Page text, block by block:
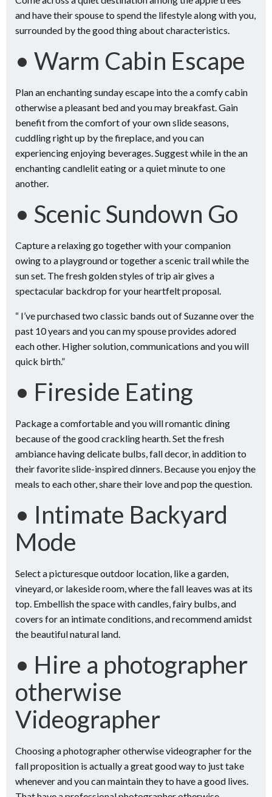
and have their spouse to spend the lifestyle along with you,
surrounded by the good thing about characteristics.
• Warm Cabin Escape
Plan an enchanting sunday escape into the a comfy cabin
otherwise a pleasant bed and you may breakfast. Gain
benefit from the comfort of your own slide seasons,
cuddling right up by the fireplace, and you can
experiencing enjoying beverages. Suggest while in the an
enchanting candlelit eating or a quiet minute to one
another.
• Scenic Sundown Go
Capture a relaxing go together with your companion
owing to a playground or together a scenic trail while the
sun set. The fresh golden styles of trip air gives a
spectacular backdrop for your heartfelt proposal.
“ I’ve purchased two classic bands out of Suzanne over the
past 10 years and you can my spouse provides adored
each other. Higher solution, communications and you will
quick birth.”
• Fireside Eating
Package a comfortable and you will romantic dining
because of the good crackling hearth. Set the fresh
ambiance having delicate bulbs, fall decor, in addition to
their favorite slide-inspired dinners. Because you enjoy the
meals to each other, share their love and pop the question.
• Intimate Backyard
Mode
Select a picturesque outdoor location, like a garden,
vineyard, or lakeside room, where the fall leaves was at its
top. Embellish the space with candles, fairy bulbs, and
covers for an intimate conditions, and recommend amidst
the beautiful natural land.
• Hire a photographer
otherwise
Videographer
Choosing a photographer otherwise videographer for the
fall proposition is actually a great good way to just take
whenever and you can maintain they to have a good lives.